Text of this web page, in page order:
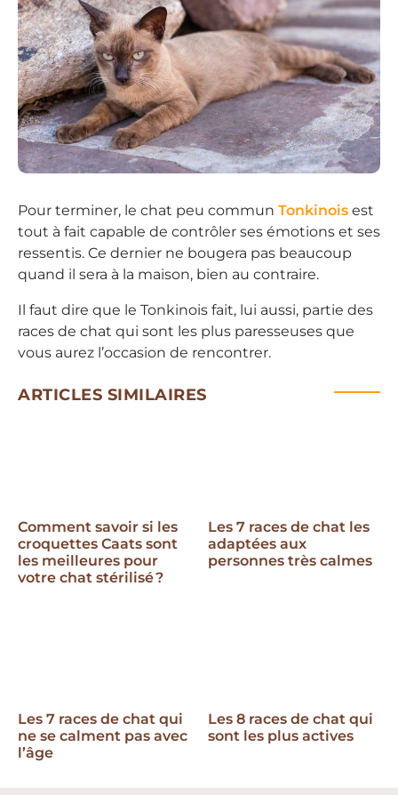
Pour terminer, le chat peu commun Tonkinois est
tout à fait capable de contrôler ses émotions et ses
ressentis. Ce dernier ne bougera pas beaucoup
quand il sera à la maison, bien au contraire.
Il faut dire que le Tonkinois fait, lui aussi, partie des
races de chat qui sont les plus paresseuses que
vous aurez l’occasion de rencontrer.
ARTICLES SIMILAIRES
Comment savoir si les
croquettes Caats sont
les meilleures pour
votre chat stérilisé ?
Les 7 races de chat les
adaptées aux
personnes très calmes
Les 7 races de chat qui
ne se calment pas avec
l’âge
Les 8 races de chat qui
sont les plus actives